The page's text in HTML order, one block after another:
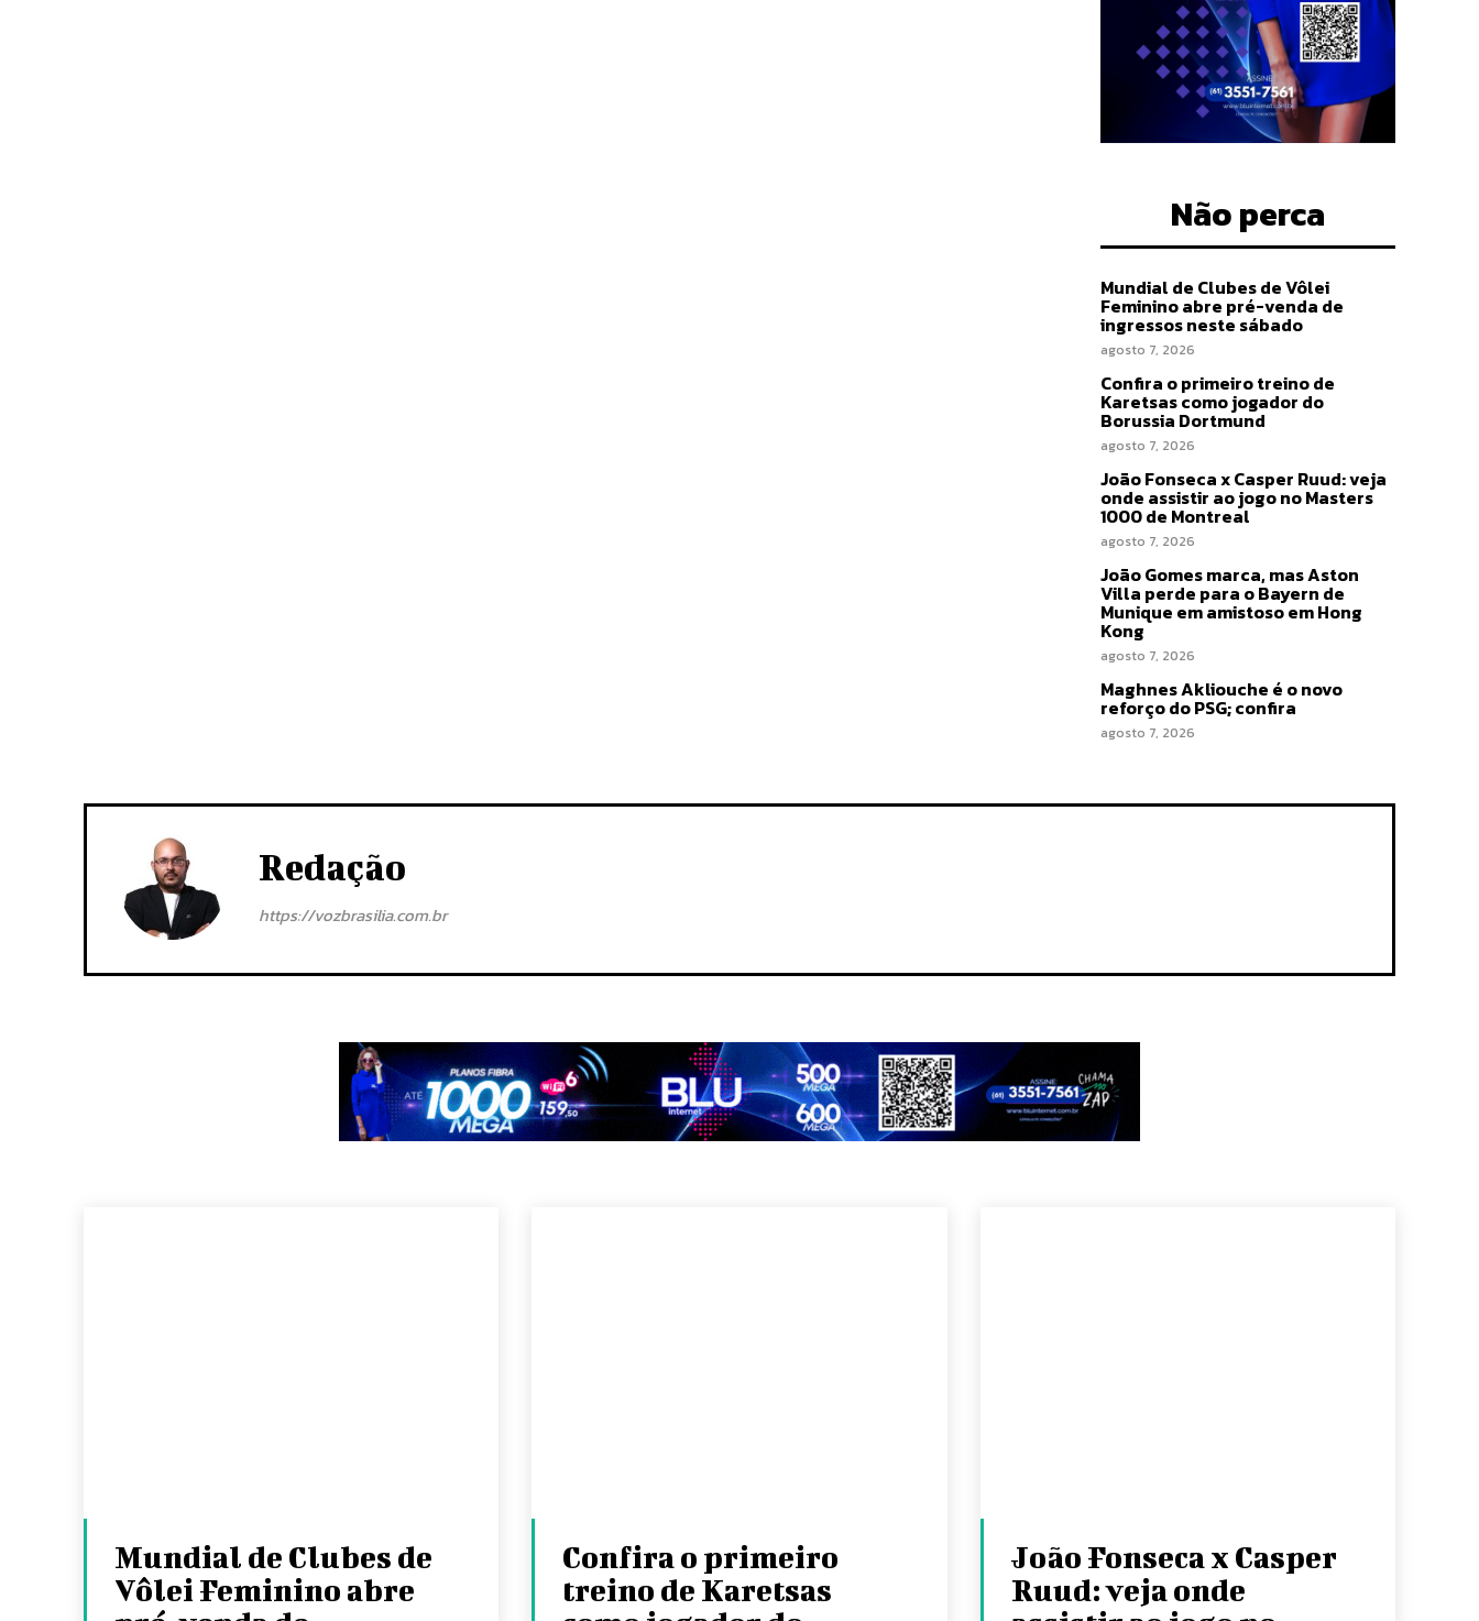
Não perca
Mundial de Clubes de Vôlei
Feminino abre pré-venda de
ingressos neste sábado
agosto 7, 2026
Confira o primeiro treino de
Karetsas como jogador do
Borussia Dortmund
agosto 7, 2026
João Fonseca x Casper Ruud: veja
onde assistir ao jogo no Masters
1000 de Montreal
agosto 7, 2026
João Gomes marca, mas Aston
Villa perde para o Bayern de
Munique em amistoso em Hong
Kong
agosto 7, 2026
Maghnes Akliouche é o novo
reforço do PSG; confira
agosto 7, 2026
Redação
https://vozbrasilia.com.br
Mundial de Clubes de
Vôlei Feminino abre
Confira o primeiro
treino de Karetsas
João Fonseca x Casper
Ruud: veja onde